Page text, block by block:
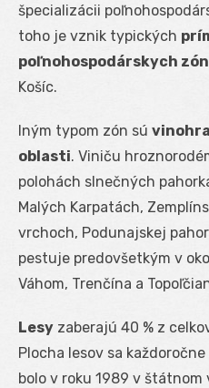
špecializácii
toho je vznik typických
poľnohospodárskych zón
Košíc.
Iným typom zón sú
oblasti. Viniču
polohách slnečných
Malých Karpatách,
vrchoch, Podunajskej
pestuje predovšetkým v
Váhom, Trenčína a
Lesy zaberajú 40 % z
Plocha lesov sa
bolo v roku 1989 v